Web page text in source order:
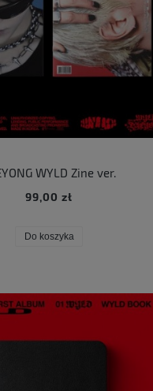
WYLD Zine ver.
99,00 zł
Do koszyka